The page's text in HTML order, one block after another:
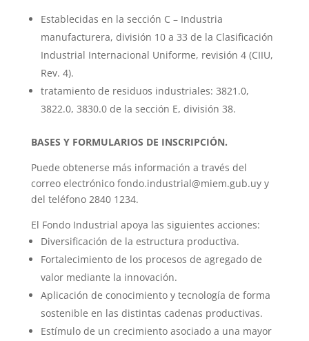
Establecidas en la sección C – Industria
manufacturera, división 10 a 33 de la Clasificación
Industrial Internacional Uniforme, revisión 4 (CIIU,
Rev. 4).
tratamiento de residuos industriales: 3821.0,
3822.0, 3830.0 de la sección E, división 38.
BASES Y FORMULARIOS DE INSCRIPCIÓN.
Puede obtenerse más información a través del
correo electrónico fondo.industrial@miem.gub.uy y
del teléfono 2840 1234.
El Fondo Industrial apoya las siguientes acciones:
Diversificación de la estructura productiva.
Fortalecimiento de los procesos de agregado de
valor mediante la innovación.
Aplicación de conocimiento y tecnología de forma
sostenible en las distintas cadenas productivas.
Estímulo de un crecimiento asociado a una mayor